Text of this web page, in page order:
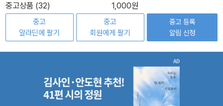
중고상품 (32) 1,000원
중고
알라딘에 팔기
중고
회원에게 팔기
중고 등록
알림 신청